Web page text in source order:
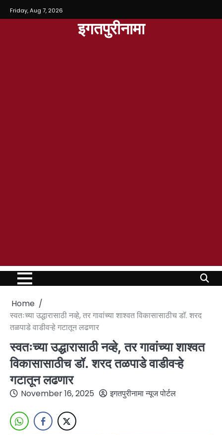
Friday, Aug 7, 2026
इगतपुरीनामा
Home
स्वतःच्या उद्धारासाठी नव्हे, तर गावांच्या शाश्वत विकासासाठीच डॉ. शरद
तळपाडे वाडीवऱ्हे गटातून लढणार
स्वतःच्या उद्धारासाठी नव्हे, तर गावांच्या शाश्वत
विकासासाठीच डॉ. शरद तळपाडे वाडीवऱ्हे
गटातून लढणार
November 16, 2025 इगतपुरीनामा न्यूज पोर्टल